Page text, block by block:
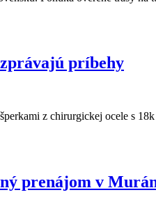
príbehy
z chirurgickej ocele s
prenájom v